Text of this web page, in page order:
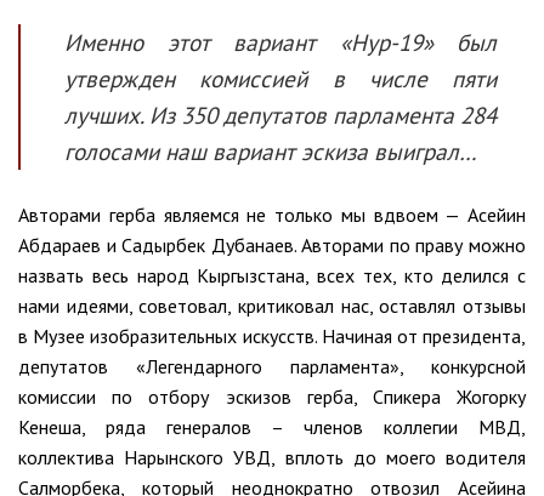
Именно этот вариант «Нур-19» был
утвержден комиссией в числе пяти
лучших. Из 350 депутатов парламента 284
голосами наш вариант эскиза выиграл…
Авторами герба являемся не только мы вдвоем — Асейин
Абдараев и Садырбек Дубанаев. Авторами по праву можно
назвать весь народ Кыргызстана, всех тех, кто делился с
нами идеями, советовал, критиковал нас, оставлял отзывы
в Музее изобразительных искусств. Начиная от президента,
депутатов «Легендарного парламента», конкурсной
комиссии по отбору эскизов герба, Спикера Жогорку
Кенеша, ряда генералов – членов коллегии МВД,
коллектива Нарынского УВД, вплоть до моего водителя
Салморбека, который неоднократно отвозил Асейина